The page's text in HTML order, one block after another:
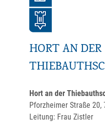
HORT AN DER
Hort an der
Pforzheimer Straße 20,
Leitung: Frau Zistler